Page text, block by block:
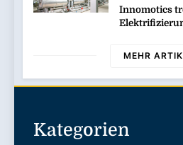
Innomotics
MEHR
Kategorien